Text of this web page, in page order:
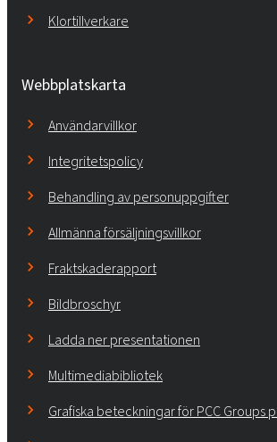
Klortillverkare
Webbplatskarta
Användarvillkor
Integritetspolicy
Behandling av personuppgifter
Allmänna försäljningsvillkor
Fraktskaderapport
Bildbroschyr
Ladda ner presentationen
Multimediabibliotek
Grafiska beteckningar för PCC Groups